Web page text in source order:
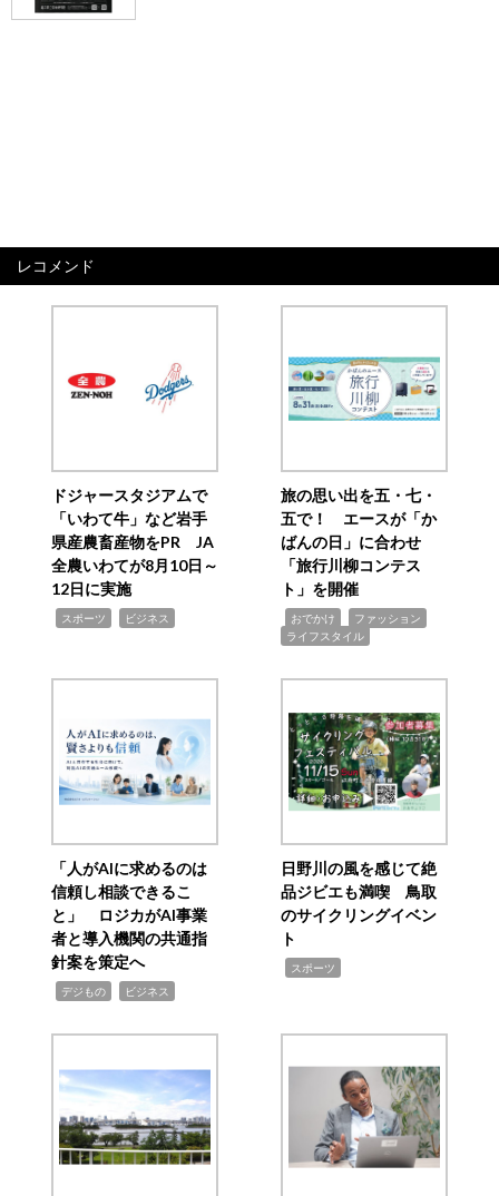
レコメンド
ドジャースタジアムで
「いわて牛」など岩手
県産農畜産物をPR JA
全農いわてが8月10日～
12日に実施
スポーツ ビジネス
旅の思い出を五・七・
五で！ エースが「か
ばんの日」に合わせ
「旅行川柳コンテス
ト」を開催
おでかけ ファッション
ライフスタイル
「人がAIに求めるのは
信頼し相談できるこ
と」 ロジカがAI事業
者と導入機関の共通指
針案を策定へ
デジもの ビジネス
日野川の風を感じて絶
品ジビエも満喫 鳥取
のサイクリングイベン
ト
スポーツ